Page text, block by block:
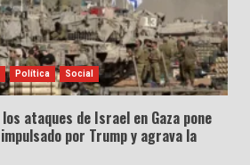
Política Social
ataques de Israel en Gaza pone
por Trump y agrava la